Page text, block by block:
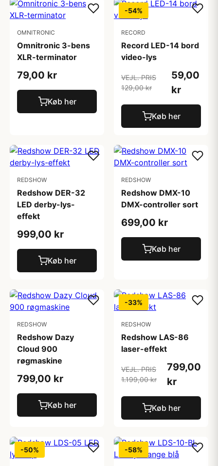
OMNITRONIC
Omnitronic 3-bens
XLR-terminator
79,00 kr
Køb her
-54%
RECORD
Record LED-14 bord
video-lys
VEJL. PRIS
129,00 kr
59,00
kr
Køb her
REDSHOW
Redshow DER-32
LED derby-lys-
effekt
999,00 kr
Køb her
REDSHOW
Redshow DMX-10
DMX-controller sort
699,00 kr
Køb her
REDSHOW
Redshow Dazy
Cloud 900
røgmaskine
799,00 kr
Køb her
-33%
REDSHOW
Redshow LAS-86
laser-effekt
VEJL. PRIS
1.199,00 kr
799,00
kr
Køb her
-50% -58%